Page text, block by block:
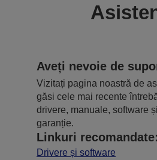
Aveți nevoie de
Vizitați pagina noastră de
găsi cele mai recente
drivere, manuale, software
garanție.
Linkuri recomandate:
Drivere și software